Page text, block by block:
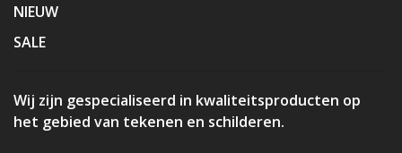
NIEUW
SALE
Wij zijn gespecialiseerd in kwaliteitsproducten op
het gebied van tekenen en schilderen.